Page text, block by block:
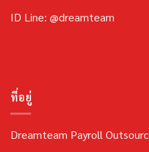
ID Line: @dreamteam
ที่อยู่
Dreamteam Payroll